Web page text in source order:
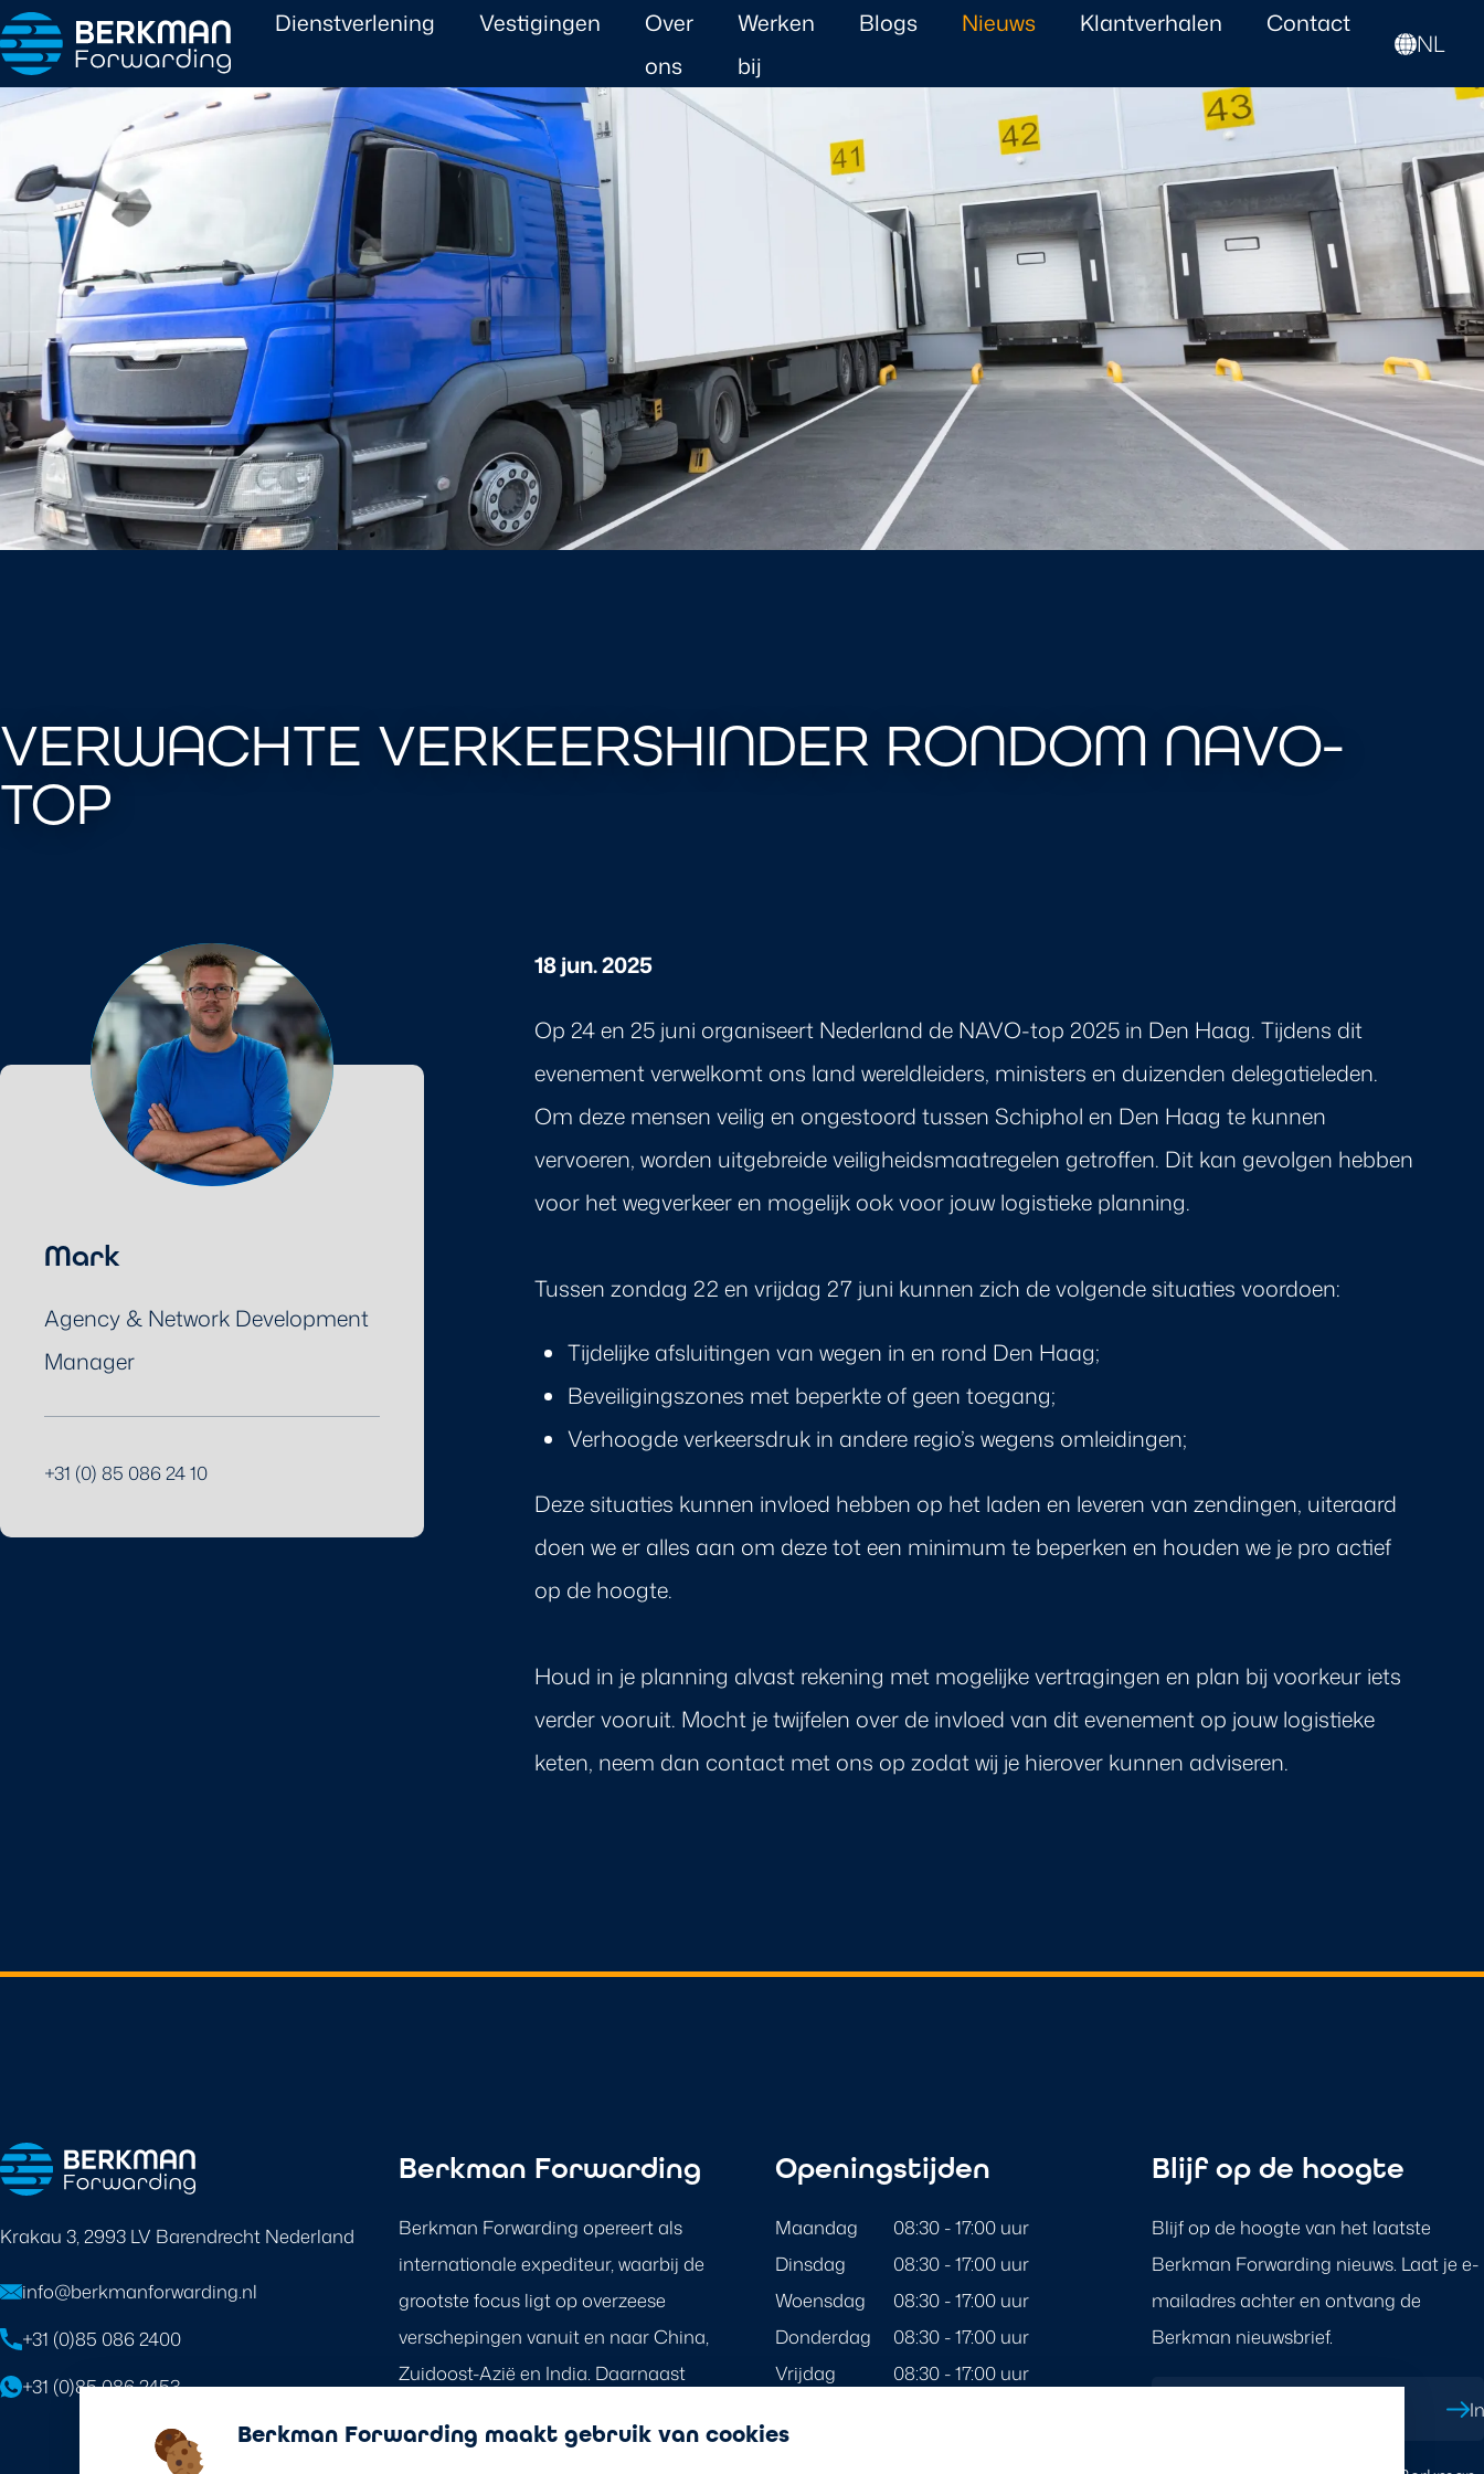
Berkman Forwarding maakt gebruik van cookies
Dienstverlening Vestigingen
Over
ons
Werken
bij
Blogs Nieuws Klantverhalen Contact
NL
VERWACHTE VERKEERSHINDER RONDOM NAVO-
TOP
Mark
Agency & Network Development
Manager
+31 (0) 85 086 24 10
18 jun. 2025
Op 24 en 25 juni organiseert Nederland de NAVO-top 2025 in Den Haag. Tijdens dit
evenement verwelkomt ons land wereldleiders, ministers en duizenden delegatieleden.
Om deze mensen veilig en ongestoord tussen Schiphol en Den Haag te kunnen
vervoeren, worden uitgebreide veiligheidsmaatregelen getroffen. Dit kan gevolgen hebben
voor het wegverkeer en mogelijk ook voor jouw logistieke planning.
Tussen zondag 22 en vrijdag 27 juni kunnen zich de volgende situaties voordoen:
Tijdelijke afsluitingen van wegen in en rond Den Haag;
Beveiligingszones met beperkte of geen toegang;
Verhoogde verkeersdruk in andere regio’s wegens omleidingen;
Deze situaties kunnen invloed hebben op het laden en leveren van zendingen, uiteraard
doen we er alles aan om deze tot een minimum te beperken en houden we je pro actief
op de hoogte.
Houd in je planning alvast rekening met mogelijke vertragingen en plan bij voorkeur iets
verder vooruit. Mocht je twijfelen over de invloed van dit evenement op jouw logistieke
keten, neem dan contact met ons op zodat wij je hierover kunnen adviseren.
Krakau 3, 2993 LV Barendrecht Nederland
info@berkmanforwarding.nl
+31 (0)85 086 2400
+31 (0)85 086 2453
Berkman Forwarding
Berkman Forwarding opereert als
internationale expediteur, waarbij de
grootste focus ligt op overzeese
verschepingen vanuit en naar China,
Zuidoost-Azië en India. Daarnaast
door ons wereldwijd dekkende netwerk
Openingstijden
Maandag
08:30 - 17:00 uur
Dinsdag
08:30 - 17:00 uur
Woensdag
08:30 - 17:00 uur
Donderdag
08:30 - 17:00 uur
Vrijdag
08:30 - 17:00 uur
Zondag
Blijf op de hoogte
Blijf op de hoogte van het laatste
Berkman Forwarding nieuws. Laat je e-
mailadres achter en ontvang de
Berkman nieuwsbrief.